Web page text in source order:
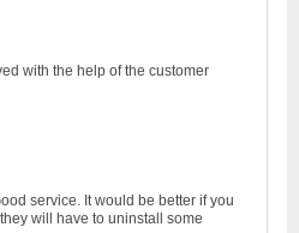
with the help of the customer
service. It would be better if you
will have to uninstall some